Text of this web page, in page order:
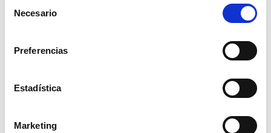
Necesario
Preferencias
Estadística
Marketing